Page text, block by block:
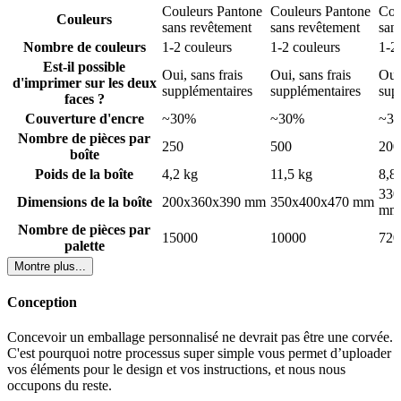
La conception du fond en blocs empêche également les sacs de
basculer, ce qui permet de conserver vos repas intacts pendant le
transport. Que vous serviez des plats chauds ou des pâtisseries
fraîches, ces sacs maintiennent tout en place, offrant une option
d'emballage fiable et pratique pour tous les types de produits
Personnalisation flexible et marquage
unique pour les sacs en papier à fond plat
🎨
Nos sacs en papier à fond en bloc sans poignées offrent des options
de personnalisation flexibles qui vous permettent de représenter
votre marque exactement comme vous le souhaitez. Vous pouvez
choisir entre le brun kraft pour un aspect naturel et rustique ou le
papier blanc pour un design plus vibrant et coloré. Grâce à
l'impression Pantone, vous pouvez imprimer votre logo ou votre
maquette sur une ou deux faces du sac, en deux couleurs maximum,
pour que votre marque se démarque.
Couleurs
Couleurs Pantone
sans revêtement
Couleurs Pantone
sans revêtement
Nombre de couleurs
1-2 couleurs 1-2 couleurs
1-2
Est-il possible
d'imprimer sur les deux
faces ?
Oui, sans frais
supplémentaires
Oui, sans frais
supplémentaires
Couverture d'encre
~30% ~30%
Nombre de pièces par
boîte
250 500
200
Poids de la boîte
4,2 kg 11,5 kg
8,8
Dimensions de la boîte
200x360x390 mm 350x400x470 mm
mm
Nombre de pièces par
palette
15000 10000
Montre plus...
Conception
Concevoir un emballage personnalisé ne devrait pas être une corvée.
C'est pourquoi notre processus super simple vous permet d’uploader
vos éléments pour le design et vos instructions, et nous nous
occupons du reste.